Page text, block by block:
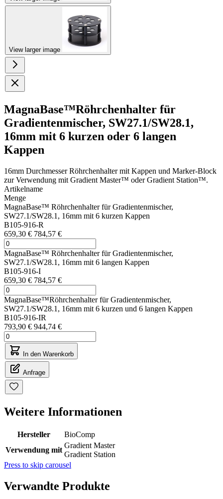
View larger image
MagnaBase™Röhrchenhalter für
Gradientenmischer, SW27.1/SW28.1,
16mm mit 6 kurzen oder 6 langen
Kappen
16mm Durchmesser Röhrchenhalter mit Kappen und Marker-Block
zur Verwendung mit Gradient Master™ oder Gradient Station™.
Artikelname
Menge
MagnaBase™ Röhrchenhalter für Gradientenmischer,
SW27.1/SW28.1, 16mm mit 6 kurzen Kappen
B105-916-R
659,30 € 784,57 €
MagnaBase™ Röhrchenhalter für Gradientenmischer,
SW27.1/SW28.1, 16mm mit 6 langen Kappen
B105-916-I
659,30 € 784,57 €
MagnaBase™Röhrchenhalter für Gradientenmischer,
SW27.1/SW28.1, 16mm mit 6 kurzen und 6 langen Kappen
B105-916-IR
793,90 € 944,74 €
In den Warenkorb
Anfrage
Weitere Informationen
Hersteller
BioComp
Verwendung mit
Gradient Master
Gradient Station
Press to skip carousel
Verwandte Produkte